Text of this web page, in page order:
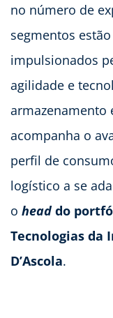
no número de
segmentos
impulsionados
agilidade e
armazenamento
acompanha o
perfil de
logístico a se
o headdo
Tecnologias da
D’Ascola.